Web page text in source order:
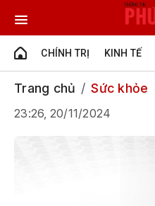
CHÍNH TRỊ KINH TẾ
Trang chủ Sức khỏe
23:26, 20/11/2024